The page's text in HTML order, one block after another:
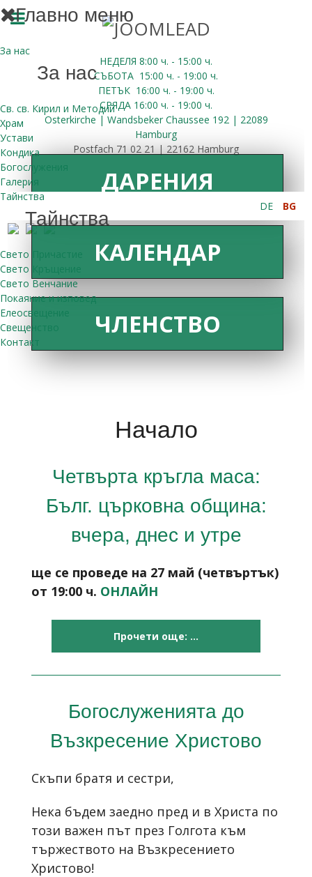
НЕДЕЛЯ 8:00 ч. - 15:00 ч.
СЪБОТА 15:00 ч. - 19:00 ч.
ПЕТЪК 16:00 ч. - 19:00 ч.
СРЯДА 16:00 ч. - 19:00 ч.
Osterkirche | Wandsbeker Chaussee 192 | 22089
Hamburg
Postfach 71 02 21 | 22162 Hamburg
Главно меню
За нас
За нас
Св. св. Кирил и Методий
Храм
Устави
Кондика
Богослужения
Галерия
Тайнства
Тайнства
Свето Причастие
Свето Кръщение
Свето Венчание
Покаяние и изповед
Елеосвещение
Свещенство
Контакт
DE BG
ДАРЕНИЯ
КАЛЕНДАР
ЧЛЕНСТВО
Начало
Четвърта кръгла маса:
Бълг. църковна община:
вчера, днес и утре
ще се проведе на 27 май (четвъртък)
от 19:00 ч. ОНЛАЙН
Прочети още: ...
Богослуженията до
Възкресение Христово
Скъпи братя и сестри,
Нека бъдем заедно пред и в Христа по
този важен път през Голгота към
тържеството на Възкресението
Христово!